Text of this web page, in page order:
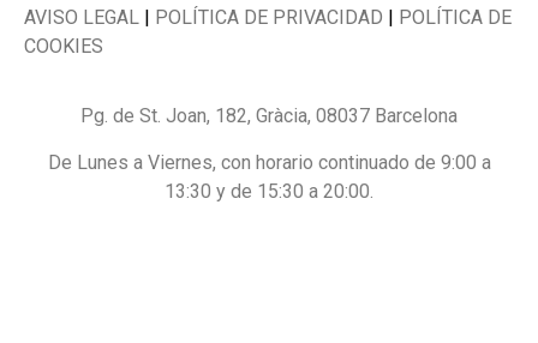
AVISO LEGAL | POLÍTICA DE PRIVACIDAD | POLÍTICA DE
COOKIES
Pg. de St. Joan, 182, Gràcia, 08037 Barcelona
De Lunes a Viernes, con horario continuado de 9:00 a
13:30 y de 15:30 a 20:00.